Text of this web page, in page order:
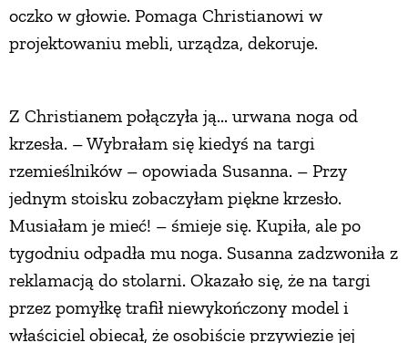
oczko w głowie. Pomaga Christianowi w
projektowaniu mebli, urządza, dekoruje.
Z Christianem połączyła ją... urwana noga od
krzesła. – Wybrałam się kiedyś na targi
rzemieślników – opowiada Susanna. – Przy
jednym stoisku zobaczyłam piękne krzesło.
Musiałam je mieć! – śmieje się. Kupiła, ale po
tygodniu odpadła mu noga. Susanna zadzwoniła z
reklamacją do stolarni. Okazało się, że na targi
przez pomyłkę trafił niewykończony model i
właściciel obiecał, że osobiście przywiezie jej